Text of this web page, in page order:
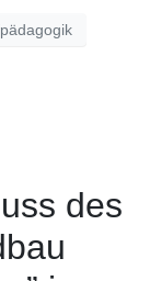
des